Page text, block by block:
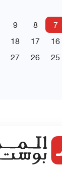
7
8
9
16
17
18
25
26
27